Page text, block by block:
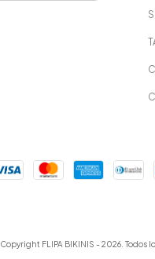
Copyright FLIPA BIKINIS - 2026. Todos